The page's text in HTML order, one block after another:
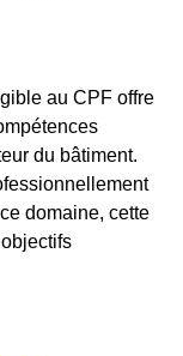
au CPF offre
du bâtiment.
domaine, cette